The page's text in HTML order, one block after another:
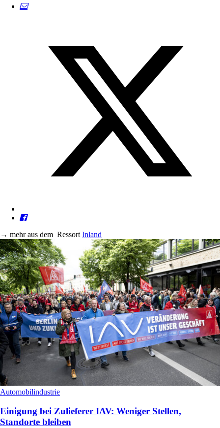
→ mehr aus dem Ressort Inland
Automobilindustrie
Einigung bei Zulieferer IAV: Weniger Stellen,
Standorte bleiben